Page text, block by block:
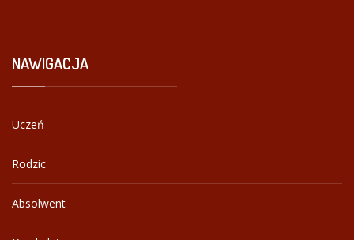
NAWIGACJA
Uczeń
Rodzic
Absolwent